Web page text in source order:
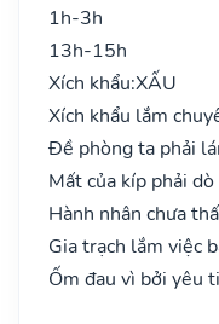
1h-3h
13h-15h
Xích khẩu:XẤU
Xích khẩu lắm
Đề phòng ta phải
Mất của kíp phải
Hành nhân chưa
Gia trạch lắm việc
Ốm đau vì bởi yêu